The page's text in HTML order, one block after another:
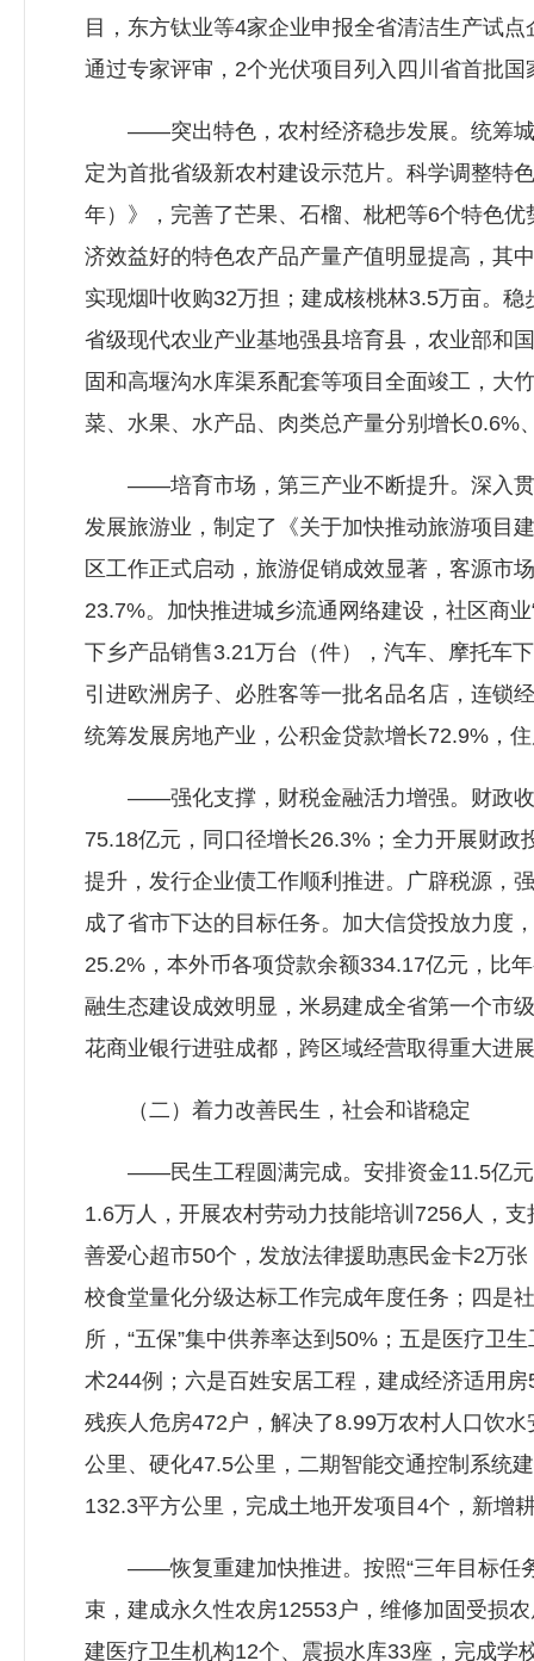
目，东方钛业等4家企业申报全省清洁生产试
通过专家评审，2个光伏项目列入四川省首批
——突出特色，农村经济稳步发展。统筹城
定为首批省级新农村建设示范片。科学调整特
年）》，完善了芒果、石榴、枇杷等6个特色
济效益好的特色农产品产量产值明显提高，其
实现烟叶收购32万担；建成核桃林3.5万亩。
省级现代农业产业基地强县培育县，农业部和
固和高堰沟水库渠系配套等项目全面竣工，大
菜、水果、水产品、肉类总产量分别增长0.6%
——培育市场，第三产业不断提升。深入贯
发展旅游业，制定了《关于加快推动旅游项目
区工作正式启动，旅游促销成效显著，客源市
23.7%。加快推进城乡流通网络建设，社区商
下乡产品销售3.21万台（件），汽车、摩托车
引进欧洲房子、必胜客等一批名品名店，连锁
统筹发展房地产业，公积金贷款增长72.9%，
——强化支撑，财税金融活力增强。财政收
75.18亿元，同口径增长26.3%；全力开展财
提升，发行企业债工作顺利推进。广辟税源，
成了省市下达的目标任务。加大信贷投放力度
25.2%，本外币各项贷款余额334.17亿元，比
融生态建设成效明显，米易建成全省第一个市
花商业银行进驻成都，跨区域经营取得重大进
（二）着力改善民生，社会和谐稳定
——民生工程圆满完成。安排资金11.5亿元，
1.6万人，开展农村劳动力技能培训7256人，
善爱心超市50个，发放法律援助惠民金卡2万
校食堂量化分级达标工作完成年度任务；四是
所，“五保”集中供养率达到50%；五是医疗卫
术244例；六是百姓安居工程，建成经济适用
残疾人危房472户，解决了8.99万农村人口饮
公里、硬化47.5公里，二期智能交通控制系统
132.3平方公里，完成土地开发项目4个，新增
——恢复重建加快推进。按照“三年目标任务
束，建成永久性农房12553户，维修加固受损
建医疗卫生机构12个、震损水库33座，完成学